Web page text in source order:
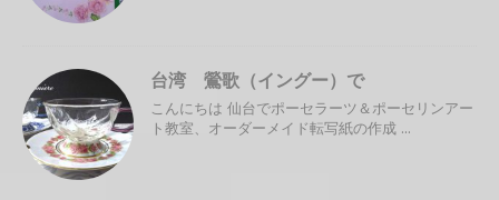
台湾 鶯歌（イングー）で
こんにちは 仙台でポーセラーツ＆ポーセリンアー
ト教室、オーダーメイド転写紙の作成 ...